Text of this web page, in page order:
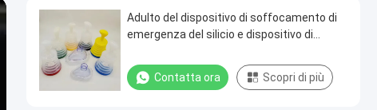
Preventivo
Adulto del dispositivo di soffocamento di
emergenza del silicio e dispositivo di
soccorso del bambino
Contatta ora Scopri di più